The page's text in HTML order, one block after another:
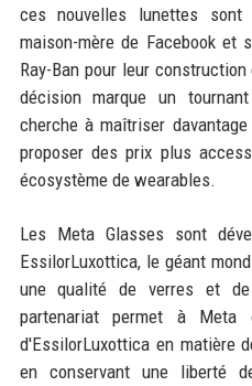
ces nouvelles lunettes
maison-mère de Facebook et
Ray-Ban pour leur
décision marque un
cherche à maîtriser
proposer des prix plus
écosystème de wearables.
Les Meta Glasses sont
EssilorLuxottica, le géant
une qualité de verres et de
partenariat permet à Meta
d'EssilorLuxottica en matière
en conservant une liberté